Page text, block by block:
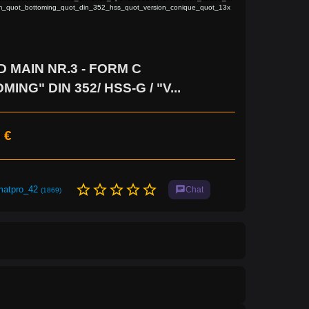
MAIN NR.3 - FORM C
DIN 352/ HSS-G / "V...
€
(1869) star_borderstar_borderstar_borderstar_borderstar_border chatChat